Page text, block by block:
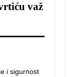
važ
i sigurnost